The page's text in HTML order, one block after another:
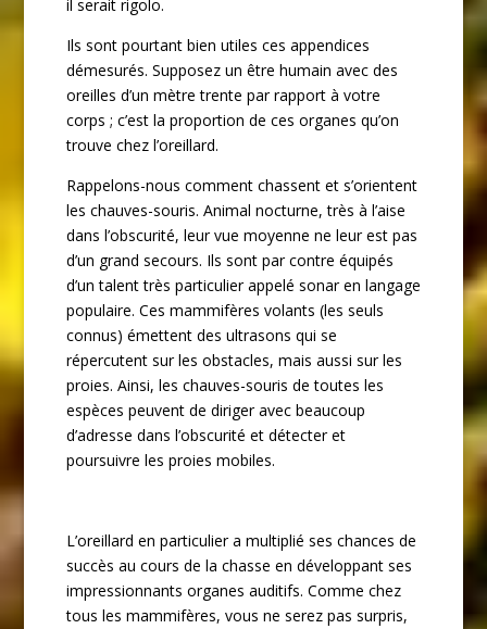
il serait rigolo.
Ils sont pourtant bien utiles ces appendices
démesurés. Supposez un être humain avec des
oreilles d’un mètre trente par rapport à votre
corps ; c’est la proportion de ces organes qu’on
trouve chez l’oreillard.
Rappelons-nous comment chassent et s’orientent
les chauves-souris. Animal nocturne, très à l’aise
dans l’obscurité, leur vue moyenne ne leur est pas
d’un grand secours. Ils sont par contre équipés
d’un talent très particulier appelé sonar en langage
populaire. Ces mammifères volants (les seuls
connus) émettent des ultrasons qui se
répercutent sur les obstacles, mais aussi sur les
proies. Ainsi, les chauves-souris de toutes les
espèces peuvent de diriger avec beaucoup
d’adresse dans l’obscurité et détecter et
poursuivre les proies mobiles.
L’oreillard en particulier a multiplié ses chances de
succès au cours de la chasse en développant ses
impressionnants organes auditifs. Comme chez
tous les mammifères, vous ne serez pas surpris,